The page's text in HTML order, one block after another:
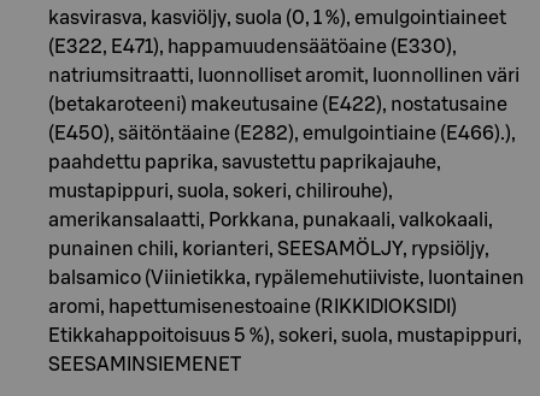
kasvirasva, kasviöljy, suola (0, 1 %), emulgointiaineet
(E322, E471), happamuudensäätöaine (E330),
natriumsitraatti, luonnolliset aromit, luonnollinen väri
(betakaroteeni) makeutusaine (E422), nostatusaine
(E450), säitöntäaine (E282), emulgointiaine (E466).),
paahdettu paprika, savustettu paprikajauhe,
mustapippuri, suola, sokeri, chilirouhe),
amerikansalaatti, Porkkana, punakaali, valkokaali,
punainen chili, korianteri, SEESAMÖLJY, rypsiöljy,
balsamico (Viinietikka, rypälemehutiiviste, luontainen
aromi, hapettumisenestoaine (RIKKIDIOKSIDI)
Etikkahappoitoisuus 5 %), sokeri, suola, mustapippuri,
SEESAMINSIEMENET